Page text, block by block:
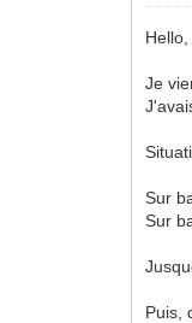
Hello,
Je
Sur
Sur
Puis,